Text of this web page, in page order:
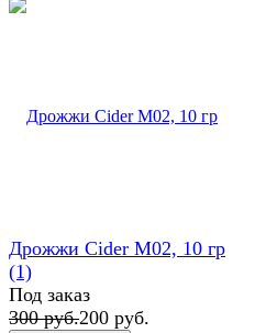
Дрожжи Cider M02, 10 гр
(1)
Под заказ
300 руб.200 руб.